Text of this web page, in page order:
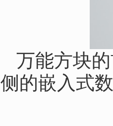
万能方块
侧的嵌入式